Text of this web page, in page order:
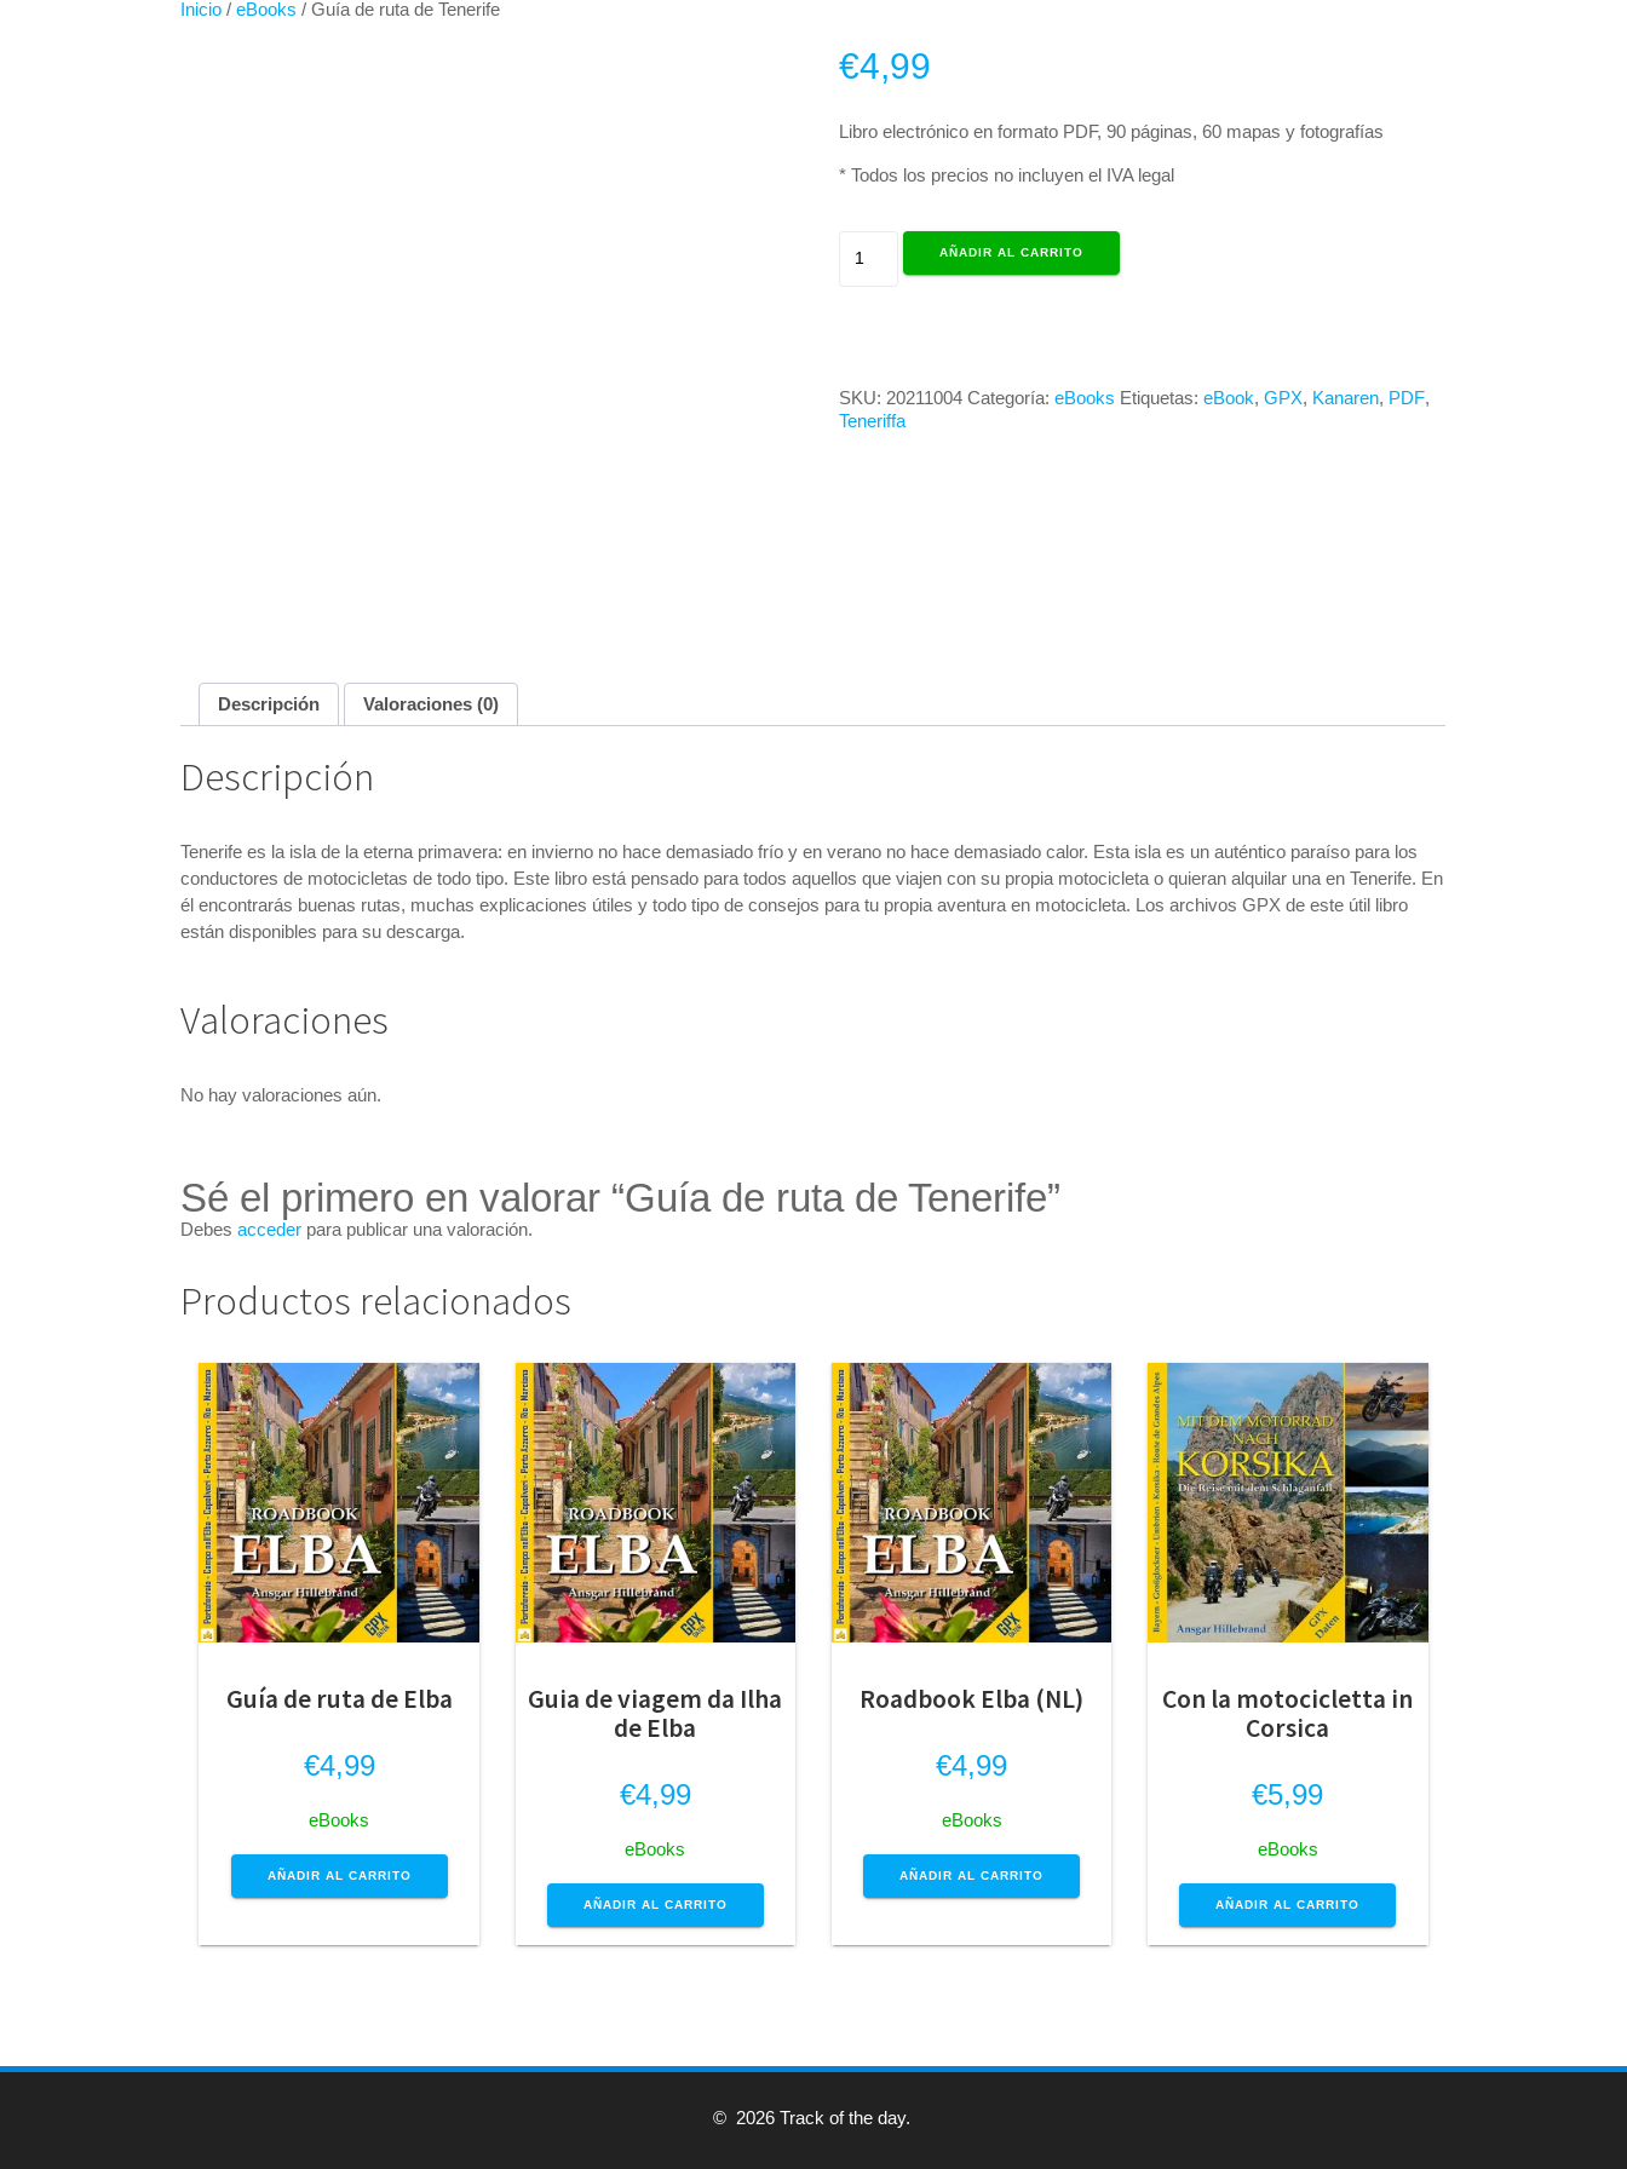
Inicio /eBooks / Guía de ruta de Tenerife
€4,99
Libro electrónico en formato PDF, 90 páginas, 60 mapas y fotografías
* Todos los precios no incluyen el IVA legal
de
AÑADIR AL CARRITO
SKU: 20211004 Categoría: eBooks Etiquetas: eBook, GPX, Kanaren, PDF,
Teneriffa
Descripción Valoraciones (0)
Descripción
Tenerife es la isla de la eterna primavera: en invierno no hace demasiado frío y en verano no hace demasiado calor. Esta isla es un auténtico paraíso para los
conductores de motocicletas de todo tipo. Este libro está pensado para todos aquellos que viajen con su propia motocicleta o quieran alquilar una en Tenerife. En
él encontrarás buenas rutas, muchas explicaciones útiles y todo tipo de consejos para tu propia aventura en motocicleta. Los archivos GPX de este útil libro
están disponibles para su descarga.
Valoraciones
No hay valoraciones aún.
Sé el primero en valorar “Guía de ruta de Tenerife”
Debesacceder para publicar una valoración.
Productos relacionados
Guía de ruta de Elba
€4,99
eBooks
AÑADIR AL CARRITO
Guia de viagem da Ilha
de Elba
€4,99
eBooks
AÑADIR AL CARRITO
Roadbook Elba (NL)
€4,99
eBooks
AÑADIR AL CARRITO
Con la motocicletta in
Corsica
€5,99
eBooks
AÑADIR AL CARRITO
© 2026 Track of the day.